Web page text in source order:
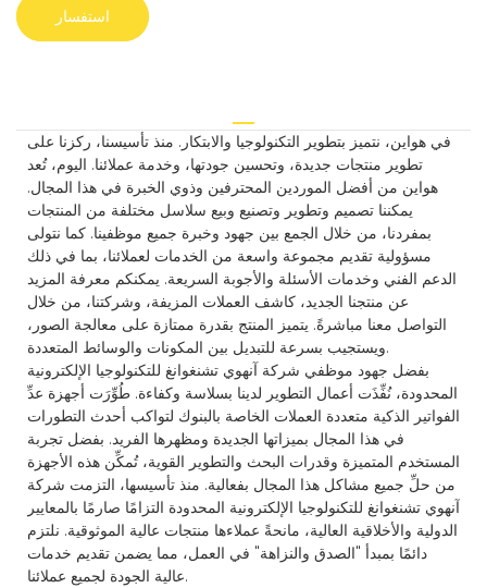
استفسار
في هواين، نتميز بتطوير التكنولوجيا والابتكار. منذ تأسيسنا، ركزنا على
تطوير منتجات جديدة، وتحسين جودتها، وخدمة عملائنا. اليوم، تُعد
هواين من أفضل الموردين المحترفين وذوي الخبرة في هذا المجال.
يمكننا تصميم وتطوير وتصنيع وبيع سلاسل مختلفة من المنتجات
بمفردنا، من خلال الجمع بين جهود وخبرة جميع موظفينا. كما نتولى
مسؤولية تقديم مجموعة واسعة من الخدمات لعملائنا، بما في ذلك
الدعم الفني وخدمات الأسئلة والأجوبة السريعة. يمكنكم معرفة المزيد
عن منتجنا الجديد، كاشف العملات المزيفة، وشركتنا، من خلال
التواصل معنا مباشرةً. يتميز المنتج بقدرة ممتازة على معالجة الصور،
ويستجيب بسرعة للتبديل بين المكونات والوسائط المتعددة.
بفضل جهود موظفي شركة آنهوي تشنغوانغ للتكنولوجيا الإلكترونية
المحدودة، نُفِّذَت أعمال التطوير لدينا بسلاسة وكفاءة. طُوِّرَت أجهزة عدِّ
الفواتير الذكية متعددة العملات الخاصة بالبنوك لتواكب أحدث التطورات
في هذا المجال بميزاتها الجديدة ومظهرها الفريد. بفضل تجربة
المستخدم المتميزة وقدرات البحث والتطوير القوية، تُمكِّن هذه الأجهزة
من حلِّ جميع مشاكل هذا المجال بفعالية. منذ تأسيسها، التزمت شركة
آنهوي تشنغوانغ للتكنولوجيا الإلكترونية المحدودة التزامًا صارمًا بالمعايير
الدولية والأخلاقية العالية، مانحةً عملاءها منتجات عالية الموثوقية. نلتزم
دائمًا بمبدأ "الصدق والنزاهة" في العمل، مما يضمن تقديم خدمات
عالية الجودة لجميع عملائنا.